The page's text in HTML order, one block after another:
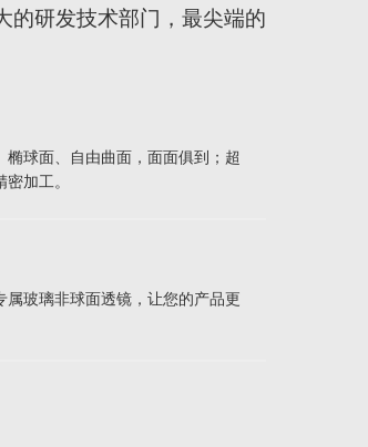
的研发技术部门，最尖端的
球面、自由曲面，面面俱到；超
加工。
玻璃非球面透镜，让您的产品更